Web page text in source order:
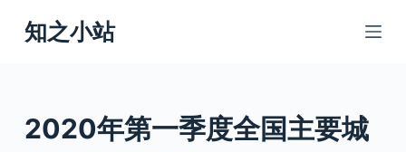
跳
过
知之小站
2020年第一季度全国主要城